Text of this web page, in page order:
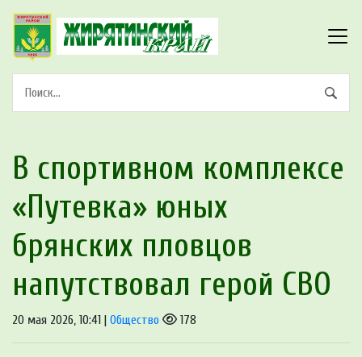
В спортивном комплексе
«Путевка» юных
брянских пловцов
напутствовал герой СВО
20 мая 2026, 10:41 | Общество 178